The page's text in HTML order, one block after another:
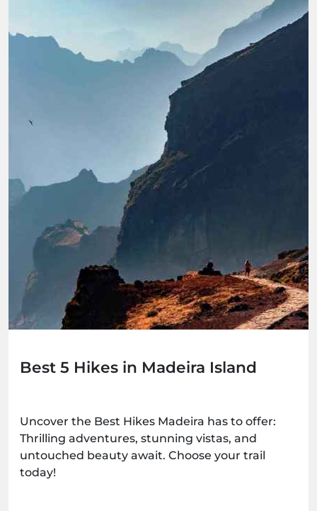
Best 5 Hikes in Madeira Island
Uncover the Best Hikes Madeira has to offer:
Thrilling adventures, stunning vistas, and
untouched beauty await. Choose your trail
today!